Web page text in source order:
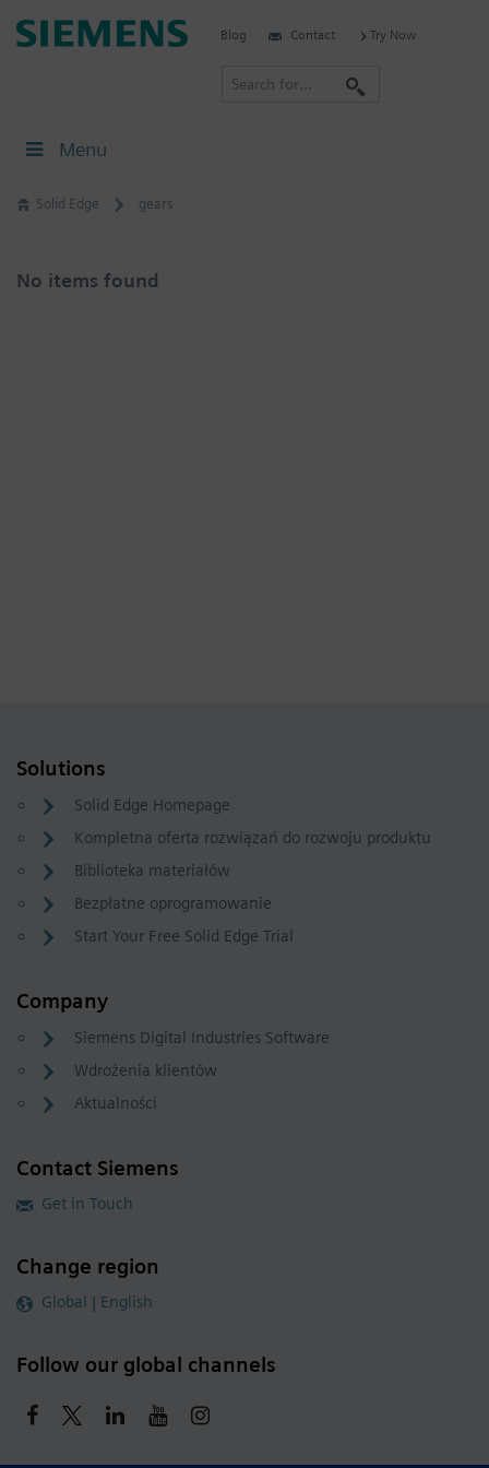
Skip
to
Solid Edge gears
No items found
Solutions
Solid Edge Homepage
Kompletna oferta rozwiązań do rozwoju produktu
Biblioteka materiałów
Bezpłatne oprogramowanie
Start Your Free Solid Edge Trial
Company
Siemens Digital Industries Software
Wdrożenia klientów
Aktualności
Contact Siemens
Get in Touch
Change region
Global | English
Follow our global channels
Siemens
Blog Contact Try Now
Menu